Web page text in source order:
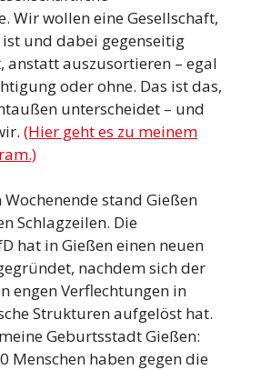
Wir wollen eine Gesellschaft,
und dabei gegenseitig
anstatt auszusortieren – egal
oder ohne. Das ist das,
unterscheidet – und
(Hier geht es zu meinem
stand Gießen
Schlagzeilen. Die
hat in Gießen einen neuen
nachdem sich der
engen Verflechtungen in
Strukturen aufgelöst hat.
Geburtsstadt Gießen:
Menschen haben gegen die